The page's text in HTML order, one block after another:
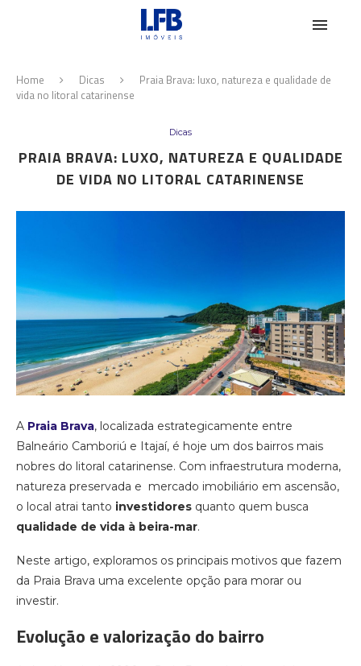
Home Dicas
Praia Brava: luxo, natureza e qualidade de
vida no litoral catarinense
Dicas
PRAIA BRAVA: LUXO, NATUREZA E QUALIDADE
DE VIDA NO LITORAL CATARINENSE
A Praia Brava, localizada estrategicamente entre
Balneário Camboriú e Itajaí, é hoje um dos bairros mais
nobres do litoral catarinense. Com infraestrutura moderna,
natureza preservada e mercado imobiliário em ascensão,
o local atrai tanto investidores quanto quem busca
qualidade de vida à beira-mar.
Neste artigo, exploramos os principais motivos que fazem
da Praia Brava uma excelente opção para morar ou
investir.
Evolução e valorização do bairro